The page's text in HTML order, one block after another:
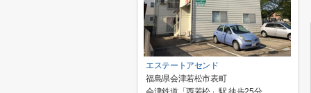
エステートアセンド
福島県会津若松市表町